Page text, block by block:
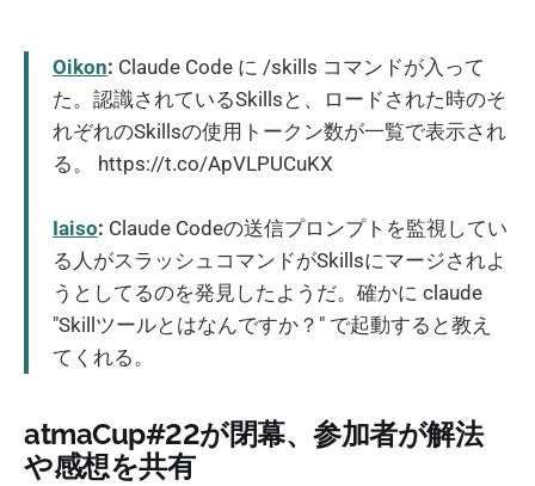
Oikon: Claude Code に /skills コマンドが入って
た。認識されているSkillsと、ロードされた時のそ
れぞれのSkillsの使用トークン数が一覧で表示され
る。 https://t.co/ApVLPUCuKX
Iaiso: Claude Codeの送信プロンプトを監視してい
る人がスラッシュコマンドがSkillsにマージされよ
うとしてるのを発見したようだ。確かに claude
"Skillツールとはなんですか？" で起動すると教え
てくれる。
atmaCup#22が閉幕、参加者が解法
や感想を共有